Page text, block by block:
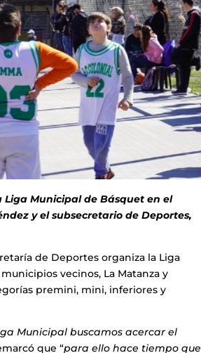
Municipal de Básquet en el
y el subsecretario de Deportes,
de Deportes organiza la Liga
vecinos, La Matanza y
premini, mini, inferiores y
Municipal buscamos acercar el
que “para ello hace tiempo que